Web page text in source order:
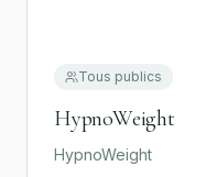
Tous publics
HypnoWeight
HypnoWeight